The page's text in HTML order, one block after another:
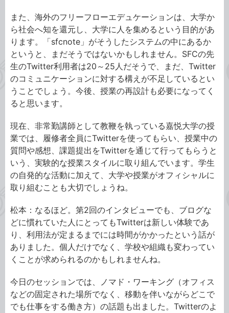
また、海外のフリーフローエデュケーションは、大学か
ら社会へ知を還元し、大学に人を集めるという目的があ
ります。「sfcnote」がそうしたシステムの中にあるか
というと、まだそうではないかもしれません。SFCの先
生のTwitter利用者は20～25人だそうで、まだ、Twitter
のコミュニケーションに対する構えが不足しているとい
うことでしょう。今後、授業の再設計も必要になってく
ると思います。
現在、非常勤講師として教鞭を執っている嘉悦大学の授
業では、履修者全員にTwitterを使ってもらい、授業中の
質問や感想、課題提出をTwitterを通じて行ってもらうと
いう、実験的な授業スタイルに取り組んでいます。学生
の自発的な活動に加えて、大学や授業がオフィシャルに
取り組むことも大切でしょうね。
松本：なるほど。第2回のインタビューでも、ブログな
どに慣れていた人にとってもTwitterは新しい体験であ
り、利用法が定まるまでには時間がかかったという話が
ありました。個人だけでなく、学校や組織も変わってい
くことが求められるのかもしれませんね。
今日のセッションでは、ノマド・ワーキング（オフィス
などの固定された場所でなく、移動を伴いながらどこで
でも仕事をする働き方）の話題も出ました。Twitterのよ